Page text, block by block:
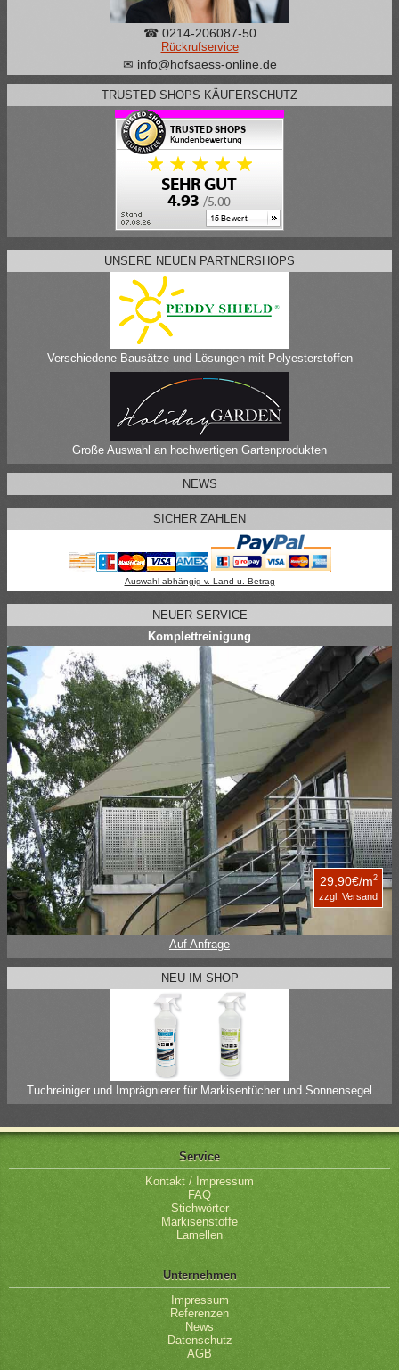
☎ 0214-206087-50
Rückrufservice
✉ info@hofsaess-online.de
TRUSTED SHOPS KÄUFERSCHUTZ
UNSERE NEUEN PARTNERSHOPS
Verschiedene Bausätze und Lösungen mit Polyesterstoffen
Große Auswahl an hochwertigen Gartenprodukten
NEWS
SICHER ZAHLEN
Auswahl abhängig v. Land u. Betrag
NEUER SERVICE
Komplettreinigung
29,90€/m2
zzgl. Versand
Auf Anfrage
NEU IM SHOP
Tuchreiniger und Imprägnierer für Markisentücher und Sonnensegel
Service
Kontakt / Impressum
FAQ
Stichwörter
Markisenstoffe
Lamellen
Unternehmen
Impressum
Referenzen
News
Datenschutz
AGB